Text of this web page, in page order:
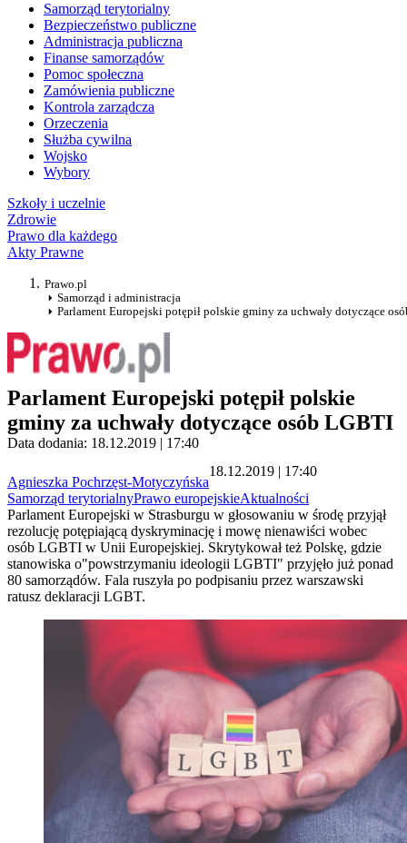
Samorząd terytorialny
Bezpieczeństwo publiczne
Administracja publiczna
Finanse samorządów
Pomoc społeczna
Zamówienia publiczne
Kontrola zarządcza
Orzeczenia
Służba cywilna
Wojsko
Wybory
Szkoły i uczelnie
Zdrowie
Prawo dla każdego
Akty Prawne
Prawo.pl
Samorząd i administracja
Parlament Europejski potępił polskie gminy za uchwały dotyczące
Parlament Europejski potępił polskie
gminy za uchwały dotyczące osób LGBTI
Data dodania: 18.12.2019 | 17:40
Agnieszka Pochrzęst-Motyczyńska
18.12.2019 | 17:40
Samorząd terytorialnyPrawo europejskieAktualności
Parlament Europejski w Strasburgu w głosowaniu w środę przyjął
rezolucję potępiającą dyskryminację i mowę nienawiści wobec
osób LGBTI w Unii Europejskiej. Skrytykował też Polskę, gdzie
stanowiska o"powstrzymaniu ideologii LGBTI" przyjęło już ponad
80 samorządów. Fala ruszyła po podpisaniu przez warszawski
ratusz deklaracji LGBT.